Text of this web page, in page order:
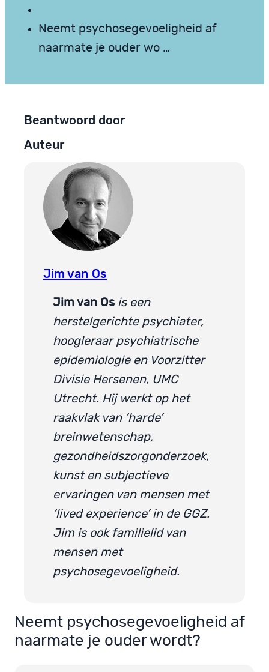
Neemt psychosegevoeligheid af
naarmate je ouder wo …
Beantwoord door
Auteur
Jim van Os
Jim van Os is een
herstelgerichte psychiater,
hoogleraar psychiatrische
epidemiologie en Voorzitter
Divisie Hersenen, UMC
Utrecht. Hij werkt op het
raakvlak van ‘harde’
breinwetenschap,
gezondheidszorgonderzoek,
kunst en subjectieve
ervaringen van mensen met
‘lived experience’ in de GGZ.
Jim is ook familielid van
mensen met
psychosegevoeligheid.
Neemt psychosegevoeligheid af
naarmate je ouder wordt?